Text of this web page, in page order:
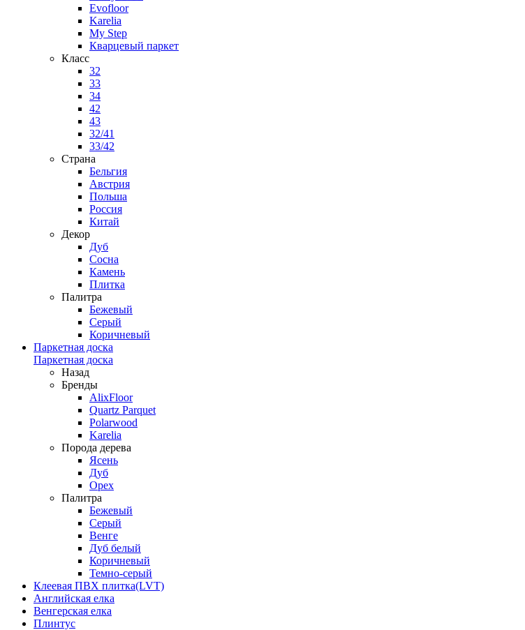
Evofloor
Karelia
My Step
Кварцевый паркет
Класс
32
33
34
42
43
32/41
33/42
Страна
Бельгия
Австрия
Польша
Россия
Китай
Декор
Дуб
Сосна
Камень
Плитка
Палитра
Бежевый
Серый
Коричневый
Паркетная доска
Паркетная доска
Назад
Бренды
AlixFloor
Quartz Parquet
Polarwood
Karelia
Порода дерева
Ясень
Дуб
Орех
Палитра
Бежевый
Серый
Венге
Дуб белый
Коричневый
Темно-серый
Клеевая ПВХ плитка(LVT)
Английская елка
Венгерская елка
Плинтус